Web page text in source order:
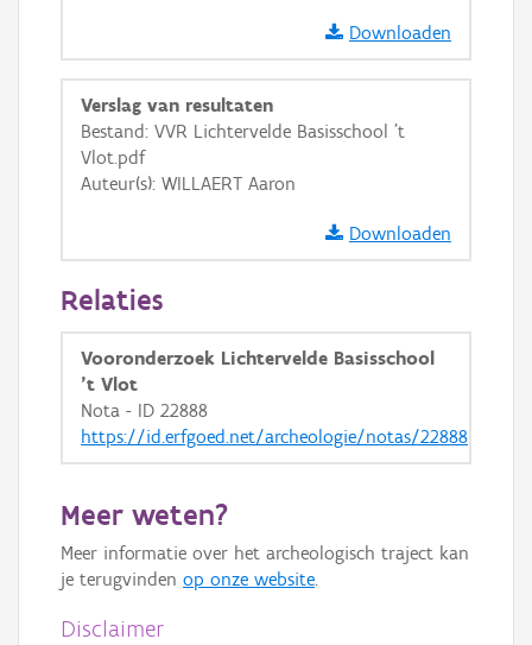
Ortho
GRB-Basiskaart in grijswaarden
Downloaden
Verslag van resultaten
Bestand: VVR Lichtervelde Basisschool 't
Vlot.pdf
Auteur(s): WILLAERT Aaron
Downloaden
Relaties
Vooronderzoek Lichtervelde Basisschool
't Vlot
Nota - ID 22888
https://id.erfgoed.net/archeologie/notas/22888
Meer weten?
Meer informatie over het archeologisch traject kan
je terugvinden op onze website.
Disclaimer